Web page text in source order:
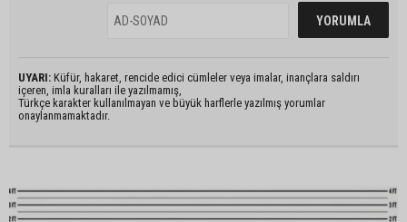
UYARI: Küfür, hakaret, rencide edici cümleler veya imalar, inançlara saldırı
içeren, imla kuralları ile yazılmamış,
Türkçe karakter kullanılmayan ve büyük harflerle yazılmış yorumlar
onaylanmamaktadır.